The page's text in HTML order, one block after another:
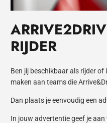
RIJDER
Ben jij beschikbaar als rijder
maken aan teams die
Dan plaats je eenvoudig een
In jouw advertentie geef je